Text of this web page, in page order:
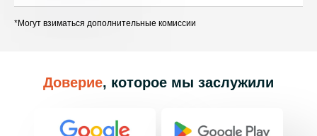
*Могут взиматься дополнительные комиссии
Доверие, которое мы заслужили